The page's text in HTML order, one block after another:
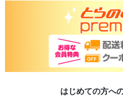
はじめての方へ